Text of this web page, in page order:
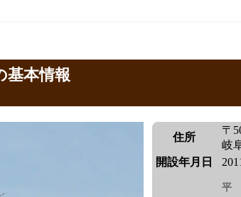
基本情報
住所
〒
岐
開設年月日
平